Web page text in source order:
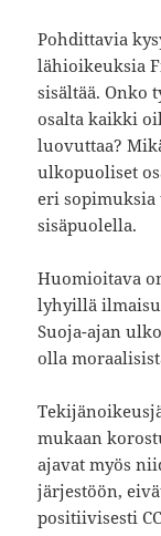
Pohdittavia
lähioikeuksia
sisältää. Onko
osalta kaikki
luovuttaa?
ulkopuoliset
eri sopimuksia
sisäpuolella.
Huomioitava
lyhyillä
Suoja-ajan
olla
mukaan
ajavat myös
järjestöön,
positiivisesti